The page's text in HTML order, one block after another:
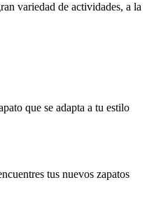
variedad de actividades, a la
que se adapta a tu estilo
tus nuevos zapatos